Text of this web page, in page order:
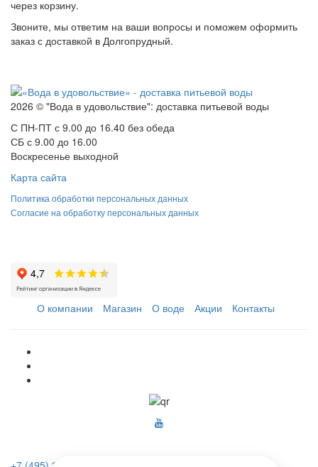
через корзину.
Звоните, мы ответим на ваши вопросы и поможем оформить
заказ с доставкой в Долгопрудный.
2026 © "Вода в удовольствие": доставка питьевой воды
С ПН-ПТ с 9.00 до 16.40 без обеда
СБ с 9.00 до 16.00
Воскресенье выходной
Карта сайта
Политика обработки персональных данных
Согласие на обработку персональных данных
О компании Магазин О воде Акции Контакты